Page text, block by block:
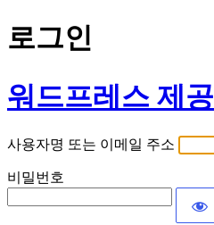
로그인
워드프레스 제공
사용자명 또는 이메일 주소
비밀번호